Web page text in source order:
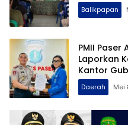
Balikpapan
PMII Paser
Laporkan
Kantor
Daerah Mei